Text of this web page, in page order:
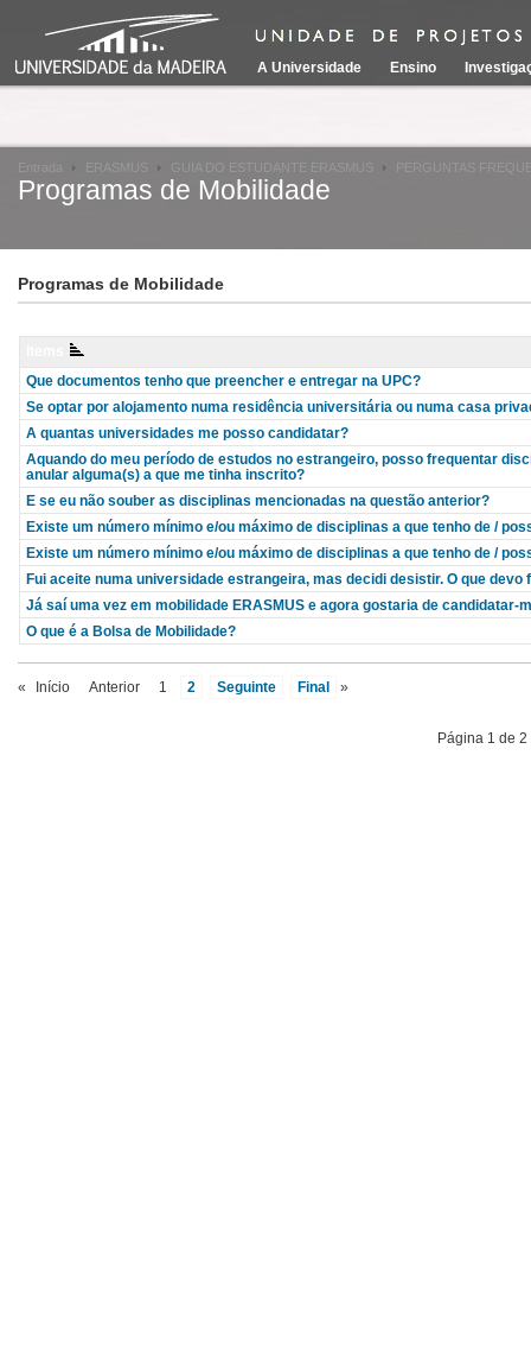
A Universidade Ensino
Entrada ERASMUS GUIA DO ESTUDANTE ERASMUS PERGUNTAS
Programas de Mobilidade
Programas de Mobilidade
Que documentos tenho que preencher e entregar na UPC?
Se optar por alojamento numa residência universitária ou numa casa
A quantas universidades me posso candidatar?
Aquando do meu período de estudos no estrangeiro, posso frequentar
anular alguma(s) a que me tinha inscrito?
E se eu não souber as disciplinas mencionadas na questão anterior?
Existe um número mínimo e/ou máximo de disciplinas a que tenho de /
Existe um número mínimo e/ou máximo de disciplinas a que tenho de /
Fui aceite numa universidade estrangeira, mas decidi desistir. O que
Já saí uma vez em mobilidade ERASMUS e agora gostaria de candidatar-
O que é a Bolsa de Mobilidade?
« Início Anterior 1 2 Seguinte Final »
Página 1 de 2